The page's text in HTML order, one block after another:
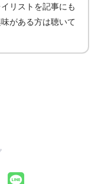
リストを記事にも
がある方は聴いて